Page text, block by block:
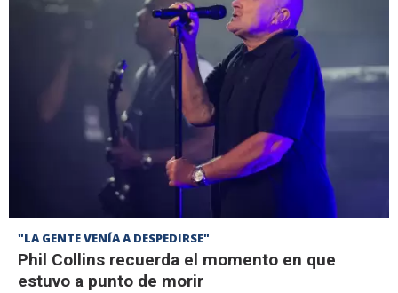
"LA GENTE VENÍA A DESPEDIRSE"
Phil Collins recuerda el momento en que
estuvo a punto de morir